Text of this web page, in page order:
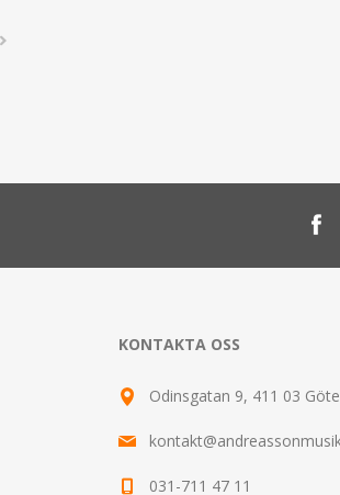
KONTAKTA OSS
Odinsgatan 9, 411 03
031-711 47 11